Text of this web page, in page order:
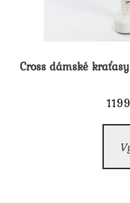
Cross dámské